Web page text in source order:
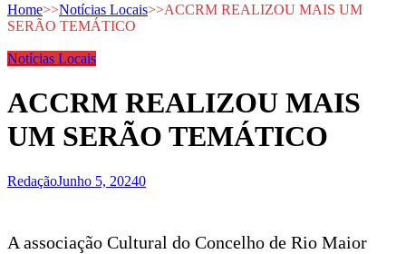
Home>>Notícias Locais>>ACCRM REALIZOU MAIS UM
SERÃO TEMÁTICO
Notícias Locais
ACCRM REALIZOU MAIS
UM SERÃO TEMÁTICO
RedaçãoJunho 5, 20240
A associação Cultural do Concelho de Rio Maior